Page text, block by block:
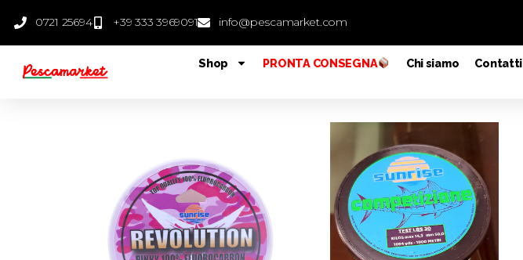
0721 25694 +39 333 3969091 info@pescamarket.com
Shop PRONTA CONSEGNA Chi siamo Contatti